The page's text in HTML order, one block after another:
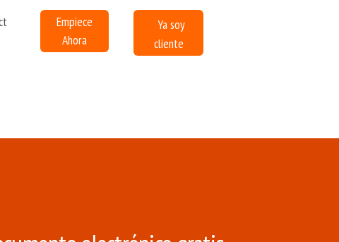
Ir al contenido principal
Empiece
Ahora
Ya soy
cliente